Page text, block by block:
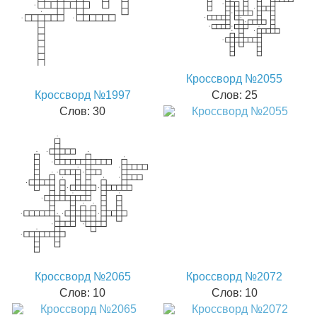
Кроссворд №1997
Слов: 30
Кроссворд №2055
Слов: 25
Кроссворд №2065
Слов: 10
Кроссворд №2072
Слов: 10